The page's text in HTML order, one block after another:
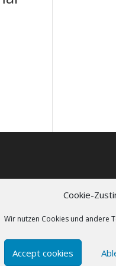
Cookie-
Wir nutzen Cookies und andere
Accept cookies